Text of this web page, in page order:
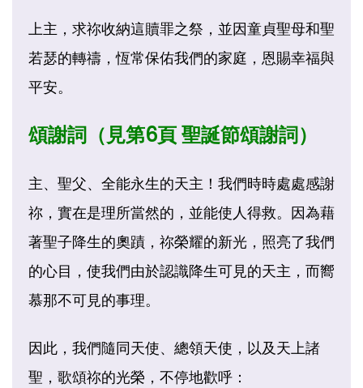
上主，求祢收納這贖罪之祭，並因童貞聖母和聖
若瑟的轉禱，恆常保佑我們的家庭，恩賜幸福與
平安。
頌謝詞（見第6頁 聖誕節頌謝詞）
主、聖父、全能永生的天主！我們時時處處感謝
祢，實在是理所當然的，並能使人得救。因為藉
著聖子降生的奧蹟，祢榮耀的新光，照亮了我們
的心目，使我們由於認識降生可見的天主，而嚮
慕那不可見的事理。
因此，我們隨同天使、總領天使，以及天上諸
聖，歌頌祢的光榮，不停地歡呼：